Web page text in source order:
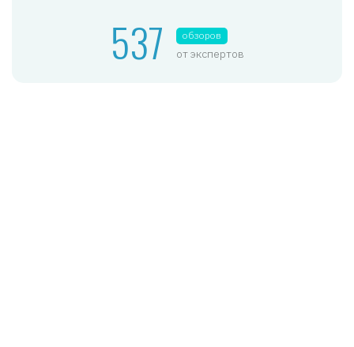
537 обзоров
от экспертов